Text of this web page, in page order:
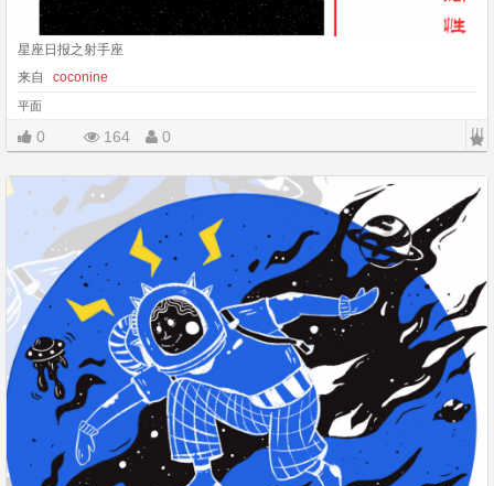
星座日报之射手座
来自
coconine
平面
0 164 0 |||